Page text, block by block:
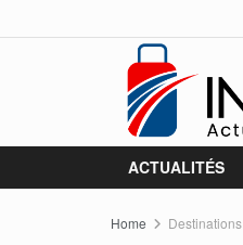
ACTUALITÉS
Home Destinations